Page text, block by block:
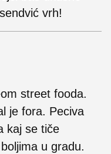
vrh!
street fooda.
je fora. Peciva
kaj se tiče
u gradu.